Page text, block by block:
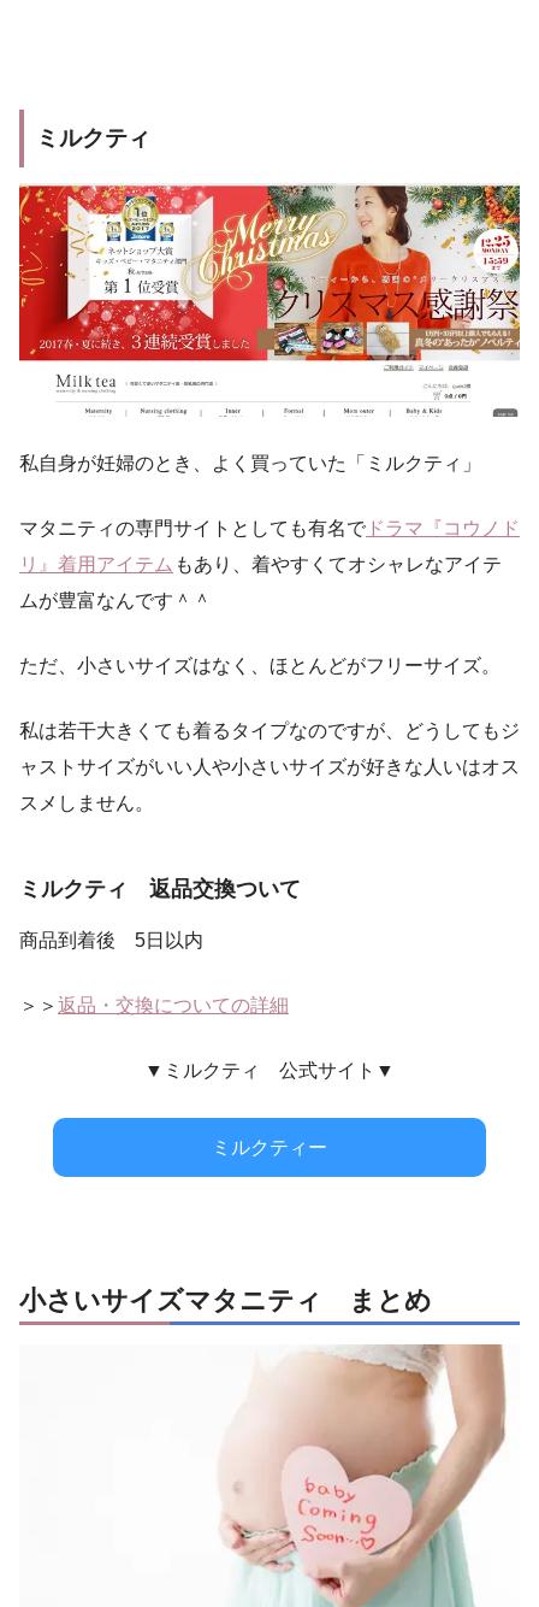
ミルクティ
私自身が妊婦のとき、よく買っていた「ミルクティ」
マタニティの専門サイトとしても有名で ドラマ『コウノド
リ』着用アイテム もあり、着やすくてオシャレなアイテ
ムが豊富なんです＾＾
ただ、小さいサイズはなく、ほとんどがフリーサイズ。
私は若干大きくても着るタイプなのですが、どうしてもジ
ャストサイズがいい人や小さいサイズが好きな人いはオス
スメしません。
ミルクティ 返品交換ついて
商品到着後 5日以内
＞＞ 返品・交換についての詳細
▼ミルクティ 公式サイト▼
ミルクティー
小さいサイズマタニティ まとめ